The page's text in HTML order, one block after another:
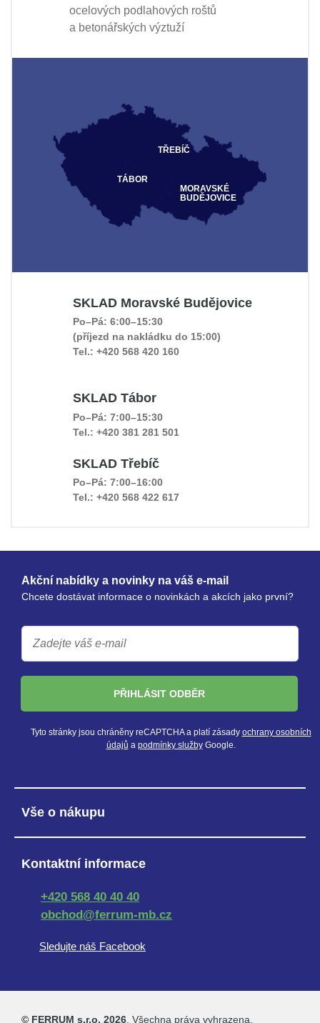
ocelových podlahových roštů
a betonářských výztuží
MORAVSKÉ
BUDĚJOVICE
TÁBOR
TŘEBÍČ
SKLAD Moravské Budějovice
Po–Pá: 6:00–15:30
(příjezd na nakládku do 15:00)
Tel.: +420 568 420 160
SKLAD Tábor
Po–Pá: 7:00–15:30
Tel.: +420 381 281 501
SKLAD Třebíč
Po–Pá: 7:00–16:00
Tel.: +420 568 422 617
Akční nabídky a novinky na váš e-mail
Chcete dostávat informace o novinkách a akcích jako první?
PŘIHLÁSIT ODBĚR
Tyto stránky jsou chráněny reCAPTCHA a platí zásady ochrany osobních
údajů a podmínky službyGoogle.
Vše o nákupu
Kontaktní informace
+420 568 40 40 40
obchod@ferrum-mb.cz
Sledujte náš Facebook
© FERRUM s.r.o. 2026. Všechna práva vyhrazena.